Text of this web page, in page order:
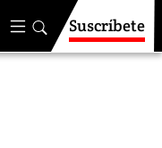
Suscríbete